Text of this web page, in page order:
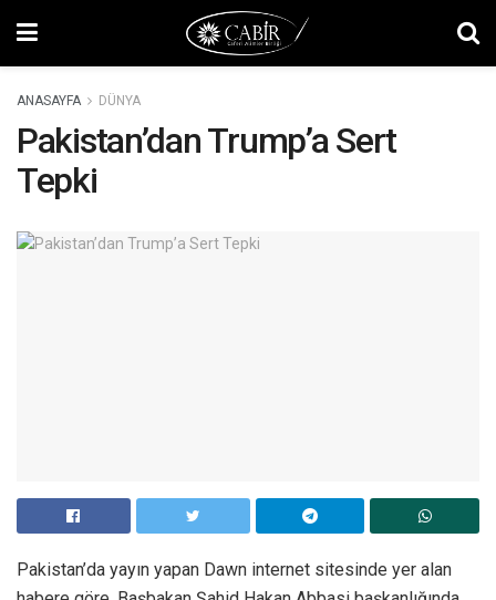
ANASAYFA DÜNYA
Pakistan’dan Trump’a Sert
Tepki
Pakistan’da yayın yapan Dawn internet sitesinde yer alan